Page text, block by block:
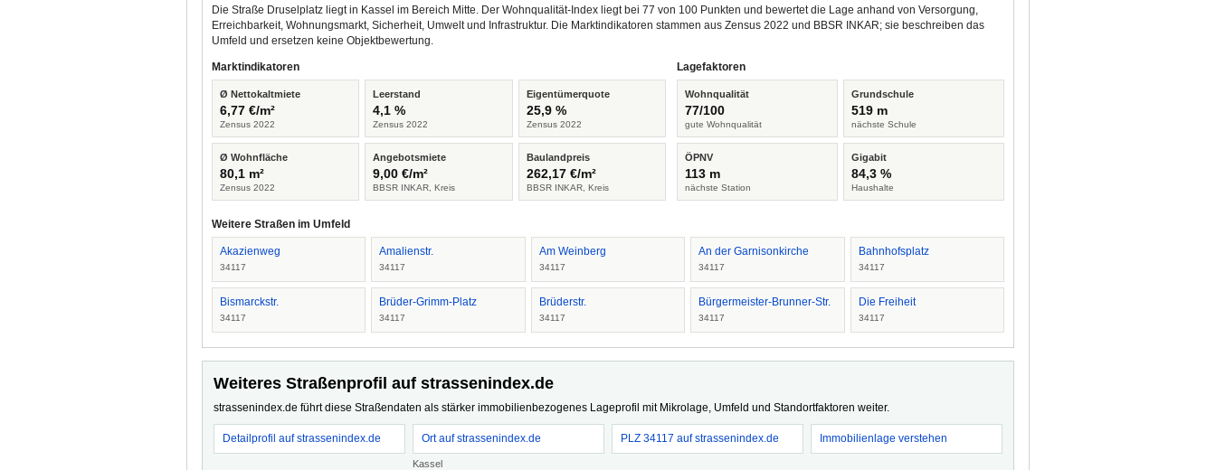
Die Straße Druselplatz liegt in Kassel im Bereich Mitte. Der Wohnqualität-Index liegt bei 77 von 100 Punkten und bewertet die Lage anhand von Versorgung,
Erreichbarkeit, Wohnungsmarkt, Sicherheit, Umwelt und Infrastruktur. Die Marktindikatoren stammen aus Zensus 2022 und BBSR INKAR; sie beschreiben das
Umfeld und ersetzen keine Objektbewertung.
Marktindikatoren
Ø Nettokaltmiete
6,77 €/m²
Zensus 2022
Leerstand
4,1 %
Zensus 2022
Eigentümerquote
25,9 %
Zensus 2022
Ø Wohnfläche
80,1 m²
Zensus 2022
Angebotsmiete
9,00 €/m²
BBSR INKAR, Kreis
Baulandpreis
262,17 €/m²
BBSR INKAR, Kreis
Lagefaktoren
Wohnqualität
77/100
gute Wohnqualität
Grundschule
519 m
nächste Schule
ÖPNV
113 m
nächste Station
Gigabit
84,3 %
Haushalte
Weitere Straßen im Umfeld
Akazienweg
34117
Amalienstr.
34117
Am Weinberg
34117
An der Garnisonkirche
34117
Bahnhofsplatz
34117
Bismarckstr.
34117
Brüder-Grimm-Platz
34117
Brüderstr.
34117
Bürgermeister-Brunner-Str.
34117
Die Freiheit
34117
Weiteres Straßenprofil auf strassenindex.de
strassenindex.de führt diese Straßendaten als stärker immobilienbezogenes Lageprofil mit Mikrolage, Umfeld und Standortfaktoren weiter.
Detailprofil auf strassenindex.de Ort auf strassenindex.de
Kassel
PLZ 34117 auf strassenindex.de Immobilienlage verstehen